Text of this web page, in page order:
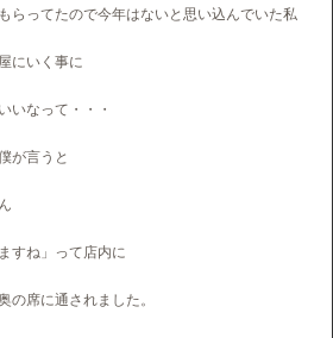
らってたので今年はないと思い込んでいた私
にいく事に
いなって・・・
が言うと
すね」って店内に
の席に通されました。